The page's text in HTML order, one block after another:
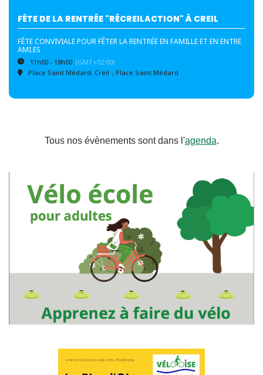
FÊTE DE LA RENTRÉE "RÉCREILACTION" À CREIL
FÊTE CONVIVIALE POUR FÊTER LA RENTRÉE EN FAMILLE ET EN ENTRE
AMI.ES
11h00 - 18h00 (GMT+02:00)
Place Saint Médard, Creil , Place Saint Médard
Tous nos évènements sont dans l'agenda.